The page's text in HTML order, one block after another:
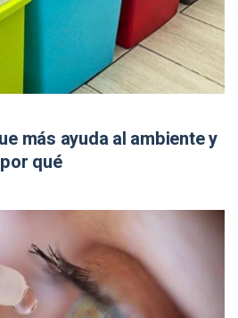
más ayuda al ambiente y
qué